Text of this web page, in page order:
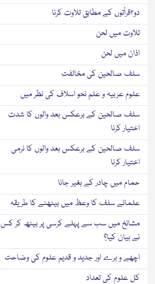
دو۲قرأتوں کے مطابق تلاوت کرنا
تلاوت میں لحن
اذان میں لحن
سلف صالحین کی مخالفت
علوم عربیہ و علم نحو اسلاف کی نظر میں
سلف صالحین کے برعکس بعد والوں کا شدت
اختیار کرنا
سلف صالحین کے برعکس بعد والوں کا نرمی
اختیار کرنا
حمام میں چادر کے بغیر جانا
علمائے سلف کا وعظ میں بیٹھنے کا طریقہ
مشائخ میں سب سے پہلے کرسی پر بیٹھ کر کس
نے بیان کیا؟
اچھے و برے اور جدید و قدیم علوم کی وضاحت
کل علوم کی تعداد